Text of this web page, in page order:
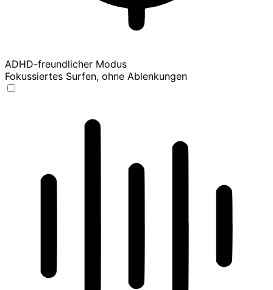
ADHD-freundlicher Modus
Fokussiertes Surfen, ohne Ablenkungen